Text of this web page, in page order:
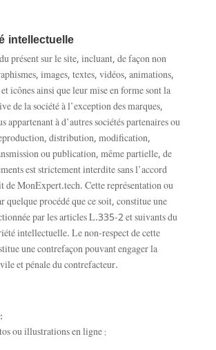
intellectuelle
présent sur le site, incluant, de façon non
images, textes, vidéos, animations,
icônes ainsi que leur mise en forme sont la
de la société à l’exception des marques,
appartenant à d’autres sociétés partenaires ou
distribution, modification,
ou publication, même partielle, de
est strictement interdite sans l’accord
de MonExpert.tech. Cette représentation ou
quelque procédé que ce soit, constitue une
par les articles L.335-2 et suivants du
intellectuelle. Le non-respect de cette
une contrefaçon pouvant engager la
et pénale du contrefacteur.
ou illustrations en ligne :